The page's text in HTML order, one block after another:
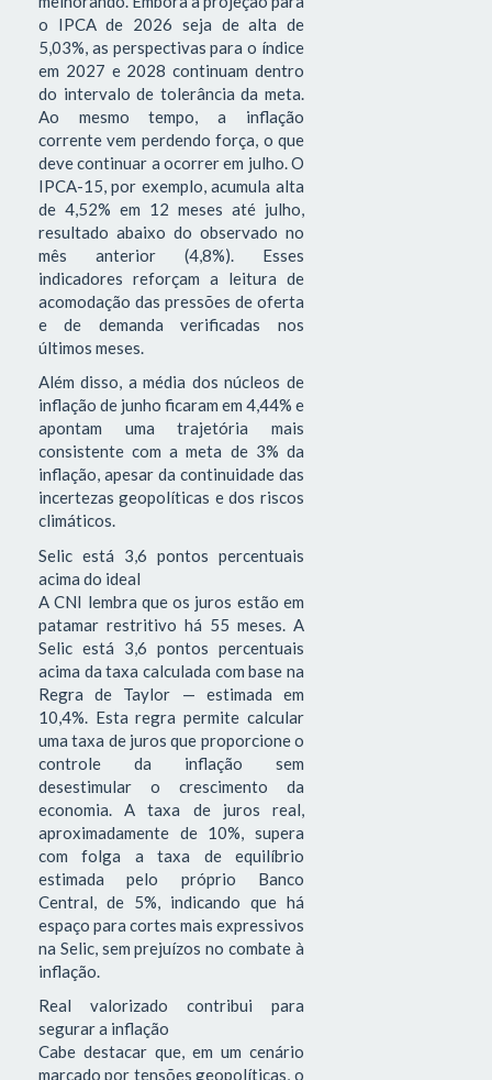
o IPCA de 2026 seja de alta de
5,03%, as perspectivas para o índice
em 2027 e 2028 continuam dentro
do intervalo de tolerância da meta.
Ao mesmo tempo, a inflação
corrente vem perdendo força, o que
deve continuar a ocorrer em julho. O
IPCA-15, por exemplo, acumula alta
de 4,52% em 12 meses até julho,
resultado abaixo do observado no
mês anterior (4,8%). Esses
indicadores reforçam a leitura de
acomodação das pressões de oferta
e de demanda verificadas nos
últimos meses.
Além disso, a média dos núcleos de
inflação de junho ficaram em 4,44% e
apontam uma trajetória mais
consistente com a meta de 3% da
inflação, apesar da continuidade das
incertezas geopolíticas e dos riscos
climáticos.
Selic está 3,6 pontos percentuais
acima do ideal
A CNI lembra que os juros estão em
patamar restritivo há 55 meses. A
Selic está 3,6 pontos percentuais
acima da taxa calculada com base na
Regra de Taylor — estimada em
10,4%. Esta regra permite calcular
uma taxa de juros que proporcione o
controle da inflação sem
desestimular o crescimento da
economia. A taxa de juros real,
aproximadamente de 10%, supera
com folga a taxa de equilíbrio
estimada pelo próprio Banco
Central, de 5%, indicando que há
espaço para cortes mais expressivos
na Selic, sem prejuízos no combate à
inflação.
Real valorizado contribui para
segurar a inflação
Cabe destacar que, em um cenário
marcado por tensões geopolíticas, o